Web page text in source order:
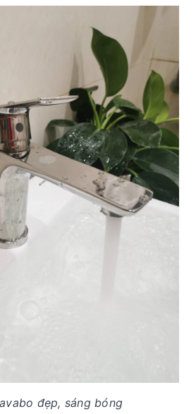
đẹp, sáng bóng